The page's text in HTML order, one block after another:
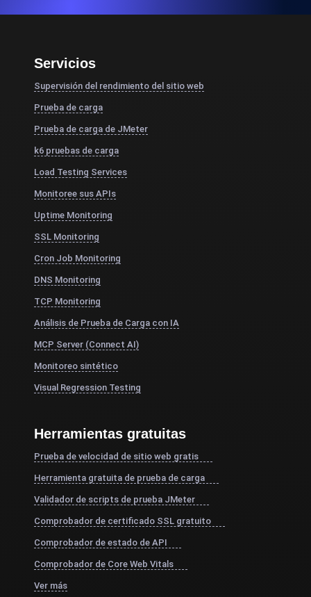
Servicios
Supervisión del rendimiento del sitio web
Prueba de carga
Prueba de carga de JMeter
k6 pruebas de carga
Load Testing Services
Monitoree sus APIs
Uptime Monitoring
SSL Monitoring
Cron Job Monitoring
DNS Monitoring
TCP Monitoring
Análisis de Prueba de Carga con IA
MCP Server (Connect AI)
Monitoreo sintético
Visual Regression Testing
Herramientas gratuitas
Prueba de velocidad de sitio web gratis
Herramienta gratuita de prueba de carga
Validador de scripts de prueba JMeter
Comprobador de certificado SSL gratuito
Comprobador de estado de API
Comprobador de Core Web Vitals
Ver más